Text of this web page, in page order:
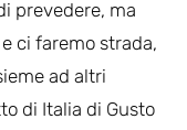
prevedere, ma
ci faremo strada,
ad altri
di Italia di Gusto